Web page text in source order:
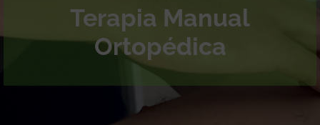
Terapia Manual
Ortopédica